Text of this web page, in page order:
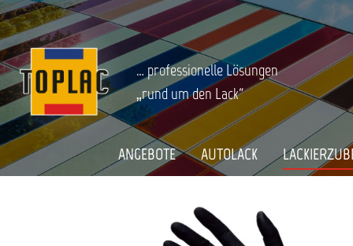
Zur Hauptnavigation springen
… professionelle Lösungen
„rund um den Lack“
ANGEBOTE AUTOLACK
Startseite LACKIERZUBEHÖR Arbeitsschutz Handschuhe
NORTHSHIELD NITRILHANDSCHUHE
Bildergalerie überspringen